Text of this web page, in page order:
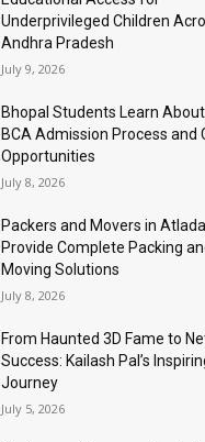
Underprivileged Children
Andhra Pradesh
July 9, 2026
Bhopal Students Learn
BCA Admission Process and
Opportunities
July 8, 2026
Packers and Movers in
Provide Complete Packing
Moving Solutions
July 8, 2026
From Haunted 3D Fame to
Success: Kailash Pal’s
Journey
July 5, 2026